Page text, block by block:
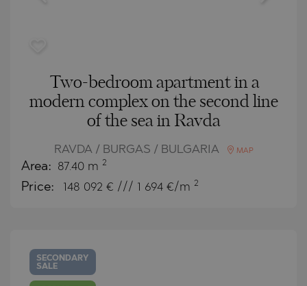
Two-bedroom apartment in a
modern complex on the second line
of the sea in Ravda
RAVDA / BURGAS / BULGARIA MAP
Area: 87.40 m 2
Price: 148 092 € /// 1 694 €/m 2
SECONDARY
SALE